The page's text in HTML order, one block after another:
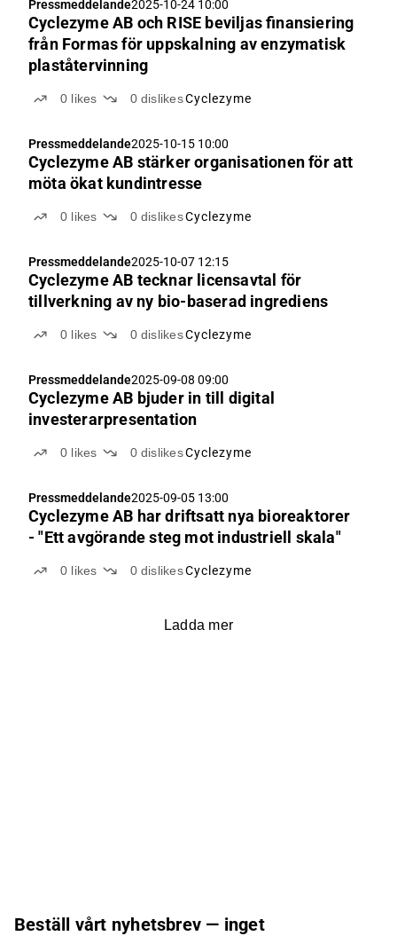
Pressmeddelande2025-10-24 10:00
Cyclezyme AB och RISE beviljas finansiering
från Formas för uppskalning av enzymatisk
plaståtervinning
0 likes 0 dislikesCyclezyme
Pressmeddelande2025-10-15 10:00
Cyclezyme AB stärker organisationen för att
möta ökat kundintresse
0 likes 0 dislikesCyclezyme
Pressmeddelande2025-10-07 12:15
Cyclezyme AB tecknar licensavtal för
tillverkning av ny bio-baserad ingrediens
0 likes 0 dislikesCyclezyme
Pressmeddelande2025-09-08 09:00
Cyclezyme AB bjuder in till digital
investerarpresentation
0 likes 0 dislikesCyclezyme
Pressmeddelande2025-09-05 13:00
Cyclezyme AB har driftsatt nya bioreaktorer
- "Ett avgörande steg mot industriell skala"
0 likes 0 dislikesCyclezyme
Ladda mer
Beställ vårt nyhetsbrev — inget